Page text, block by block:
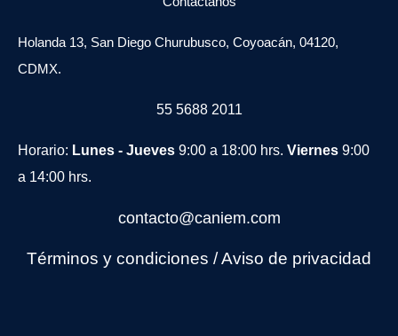
Holanda 13, San Diego Churubusco, Coyoacán, 04120,
CDMX.
55 5688 2011
Horario: Lunes - Jueves 9:00 a 18:00 hrs. Viernes 9:00
a 14:00 hrs.
contacto@caniem.com
Términos y condiciones /Aviso de privacidad